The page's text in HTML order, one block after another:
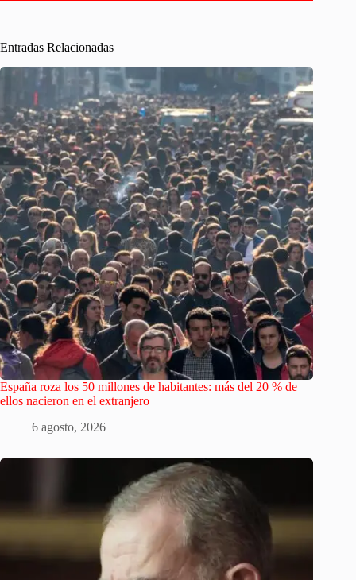
Entradas Relacionadas
España roza los 50 millones de habitantes: más del 20 % de
ellos nacieron en el extranjero
6 agosto, 2026